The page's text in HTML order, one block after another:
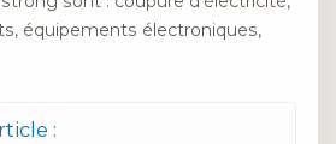
équipements électroniques,
: